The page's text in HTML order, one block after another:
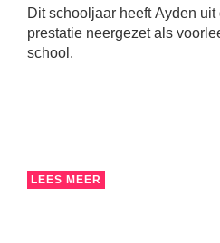
Dit schooljaar heeft Ayden
prestatie neergezet als
school.
LEES MEER